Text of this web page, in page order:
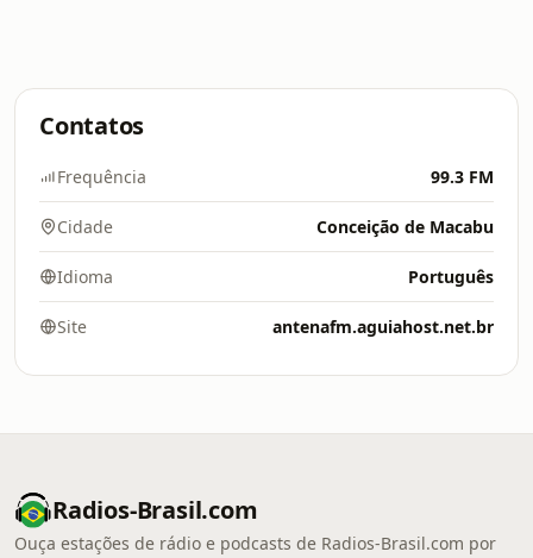
Contatos
Frequência 99.3 FM
Cidade Conceição de Macabu
Idioma Português
Site antenafm.aguiahost.net.br
Radios-Brasil.com
Ouça estações de rádio e podcasts de Radios-Brasil.com por